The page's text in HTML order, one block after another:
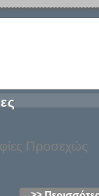
Προσεχώς